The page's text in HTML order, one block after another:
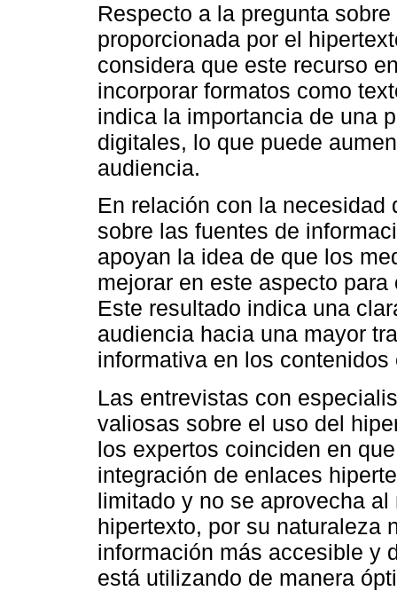
Respecto a la pregunta
proporcionada por el
considera que este recurso
incorporar formatos como
indica la importancia de una
digitales, lo que puede
audiencia.
En relación con la
sobre las fuentes de
apoyan la idea de que los
mejorar en este aspecto
Este resultado indica una
audiencia hacia una mayor
informativa en los contenidos
Las entrevistas con
valiosas sobre el uso del
los expertos coinciden en
integración de enlaces
limitado y no se aprovecha
hipertexto, por su naturaleza
información más accesible y
está utilizando de manera